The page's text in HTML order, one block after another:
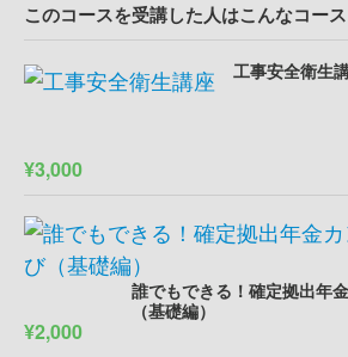
このコースを受講した人はこんなコー
工事安全衛生
¥3,000
誰でもできる！確定拠出年
（基礎編）
¥2,000